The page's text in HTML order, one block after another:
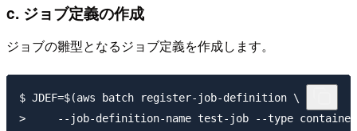
c. ジョブ定義の作成
ジョブの雛型となるジョブ定義を作成します。
$ JDEF=$(aws batch register-job-definition \
>     --job-definition-name test-job --type